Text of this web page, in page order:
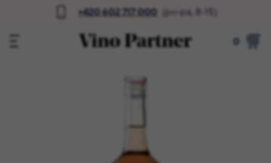
+420 602 717 000 (po-pá, 8-15)
0